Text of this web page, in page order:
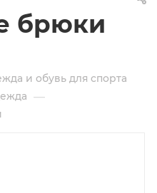
брюки
и обувь для спорта
—